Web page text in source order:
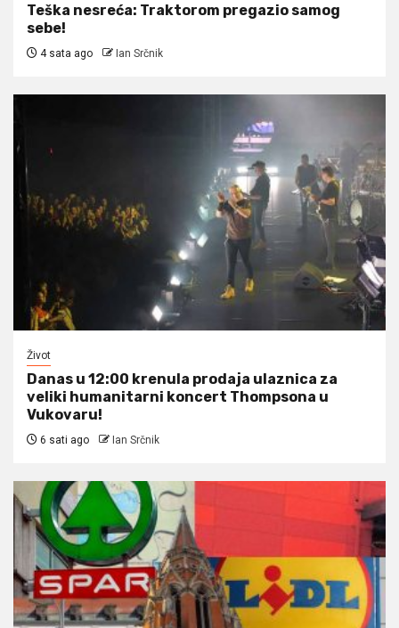
Teška nesreća: Traktorom pregazio samog
sebe!
4 sata ago Ian Srčnik
Život
Danas u 12:00 krenula prodaja ulaznica za
veliki humanitarni koncert Thompsona u
Vukovaru!
6 sati ago Ian Srčnik